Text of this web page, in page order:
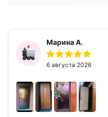
Марина А.
6 августа 2026